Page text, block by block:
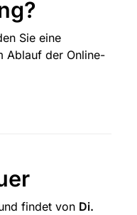
Sie eine
Ablauf der Online-
findet von Di.